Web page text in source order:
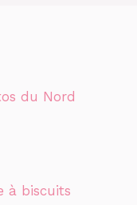
du Nord
à biscuits